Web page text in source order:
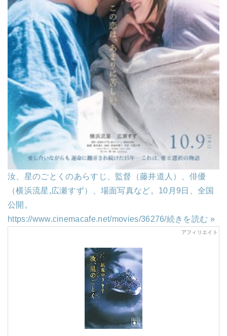
汝、星のごとくのあらすじ、監督（藤井道人）、俳優
（横浜流星,広瀬すず）、場面写真など。10月9日、全国
公開。
https://www.cinemacafe.net/movies/36276/続きを読む »